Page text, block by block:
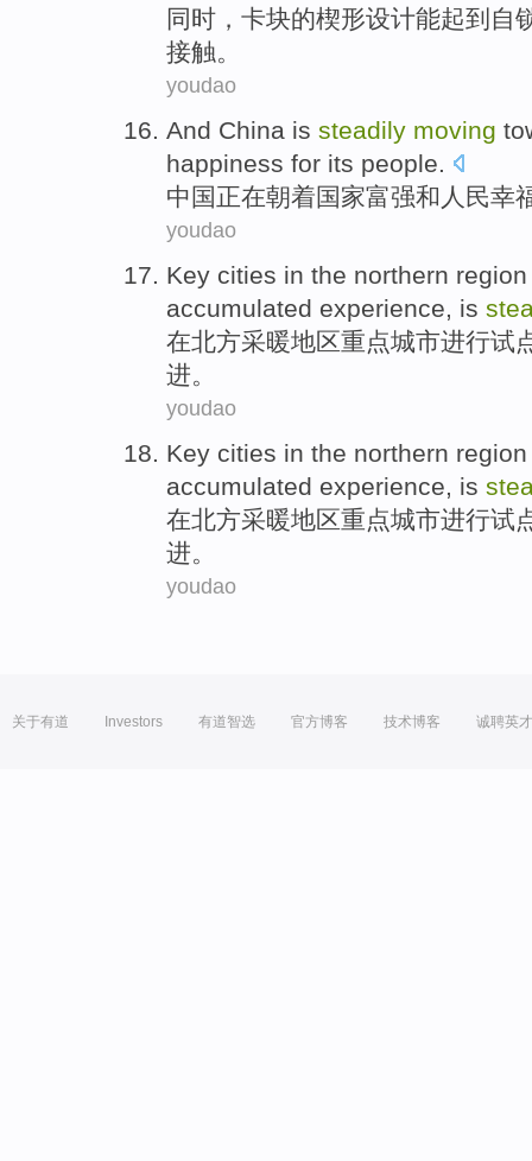
同时 ， 卡块的楔形设计能起到 自
接触。
youdao
And China is steadily moving
happiness for its people.
中国正在朝着国家富强和 人民幸
youdao
Key cities in the northern region
accumulated experience, is
在北方采暖地区重点城市进行试
进。
youdao
Key cities in the northern region
accumulated experience is
在北方采暖地区重点城市进行试
进。
youdao
关于有道 Investors 有道智选 官方博客 技术博客 诚聘英才